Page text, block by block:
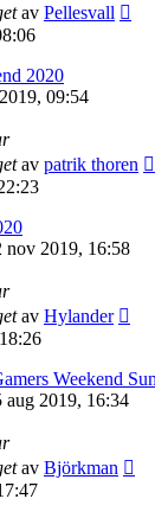
av Pellesvall
2020
09:54
av patrik thoren
nov 2019, 16:58
av Hylander
Weekend
aug 2019, 16:34
av Björkman